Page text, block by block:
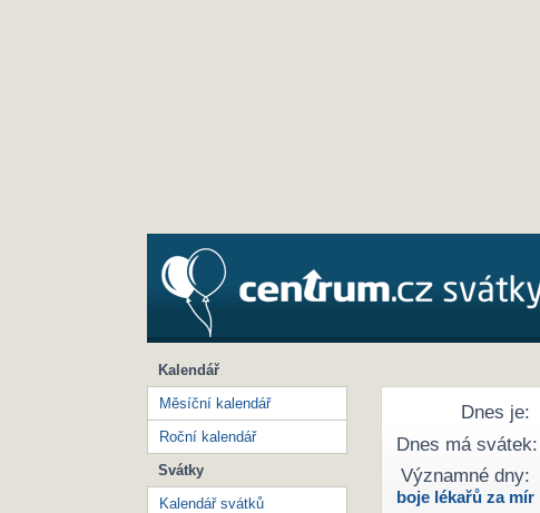
Dnes je:
Dnes má svátek:
Významné dny:
boje lékařů za mír
Kalendář
Měsíční kalendář
Roční kalendář
Svátky
Kalendář svátků